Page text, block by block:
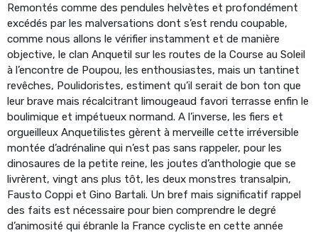
Remontés comme des pendules helvètes et profondément
excédés par les malversations dont s’est rendu coupable,
comme nous allons le vérifier instamment et de manière
objective, le clan Anquetil sur les routes de la Course au Soleil
à l’encontre de Poupou, les enthousiastes, mais un tantinet
revêches, Poulidoristes, estiment qu’il serait de bon ton que
leur brave mais récalcitrant limougeaud favori terrasse enfin le
boulimique et impétueux normand. A l’inverse, les fiers et
orgueilleux Anquetilistes gèrent à merveille cette irréversible
montée d’adrénaline qui n’est pas sans rappeler, pour les
dinosaures de la petite reine, les joutes d’anthologie que se
livrèrent, vingt ans plus tôt, les deux monstres transalpin,
Fausto Coppi et Gino Bartali. Un bref mais significatif rappel
des faits est nécessaire pour bien comprendre le degré
d’animosité qui ébranle la France cycliste en cette année